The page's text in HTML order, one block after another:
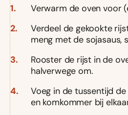
Verwarm de oven voor
Verdeel de gekookte
meng met de sojasaus,
Rooster de rijst in de
halverwege om.
Voeg in de tussentijd
en komkommer bij